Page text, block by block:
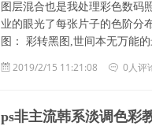
图层混合也是我处理彩色数码
业的眼光了每张片子的色阶分
图： 彩转黑图,世间本无万能
2019/2/15 11:21:08 0人评
ps非主流韩系淡调色彩